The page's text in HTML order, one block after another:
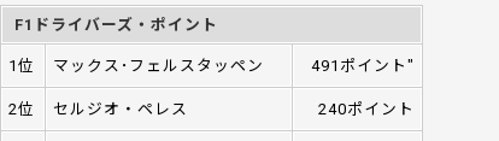
F1ドライバーズ・ポイント
1位 マックス･フェルスタッペン 491ポイント"
2位 セルジオ・ペレス 240ポイント